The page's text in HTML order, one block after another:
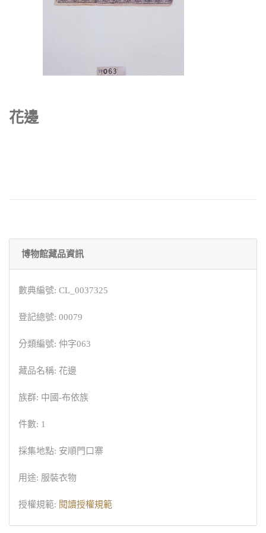
花邊
博物館藏品資訊
數典編號: CL_0037325
登記總號: 00079
分類編號: 仲字063
藏品名稱: 花邊
族群: 中國-布依族
件數: 1
採集地點: 安順門口寨
用途: 服裝衣物
授權規範: 閱讀授權規範